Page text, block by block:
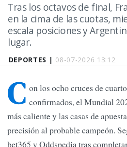
DEPORTES | 08-07-2026 13:12
Tras los octavos de final,
en la cima de las cuotas,
escala posiciones y
lugar.
C on los ocho cruces de
confirmados, el Mundial
más caliente y las casas de
precisión al probable campeón.
bet365 y Oddspedia tras